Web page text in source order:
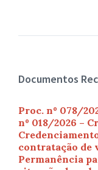
Documentos
Proc. nº 078/
nº 018/2026 –
contratação de
Permanência